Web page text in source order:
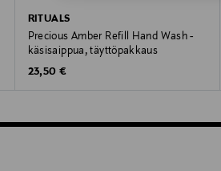
RITUALS
Precious Amber Refill Hand Wash -
käsisaippua, täyttöpakkaus
Original Price
23,50 €